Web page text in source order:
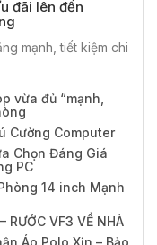
đãi lên đến
mạnh, tiết kiệm chi
vừa đủ “mạnh,
Cường Computer
Chọn Đáng Giá
PC
14 inch Mạnh
RƯỚC VF3 VỀ NHÀ
Áo Polo Xịn – Bảo